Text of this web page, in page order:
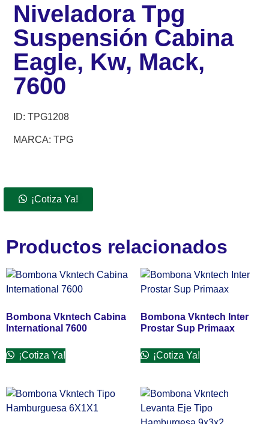
Niveladora Tpg
Suspensión Cabina
Eagle, Kw, Mack,
7600
ID: TPG1208
MARCA: TPG
¡Cotiza Ya!
Productos relacionados
Bombona Vkntech Cabina
International 7600
¡Cotiza Ya!
Bombona Vkntech Inter
Prostar Sup Primaax
¡Cotiza Ya!